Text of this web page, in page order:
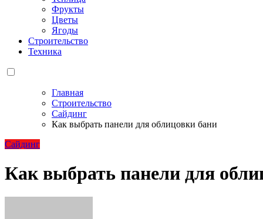
Фрукты
Цветы
Ягоды
Строительство
Техника
Главная
Строительство
Сайдинг
Как выбрать панели для облицовки бани
Сайдинг
Как выбрать панели для